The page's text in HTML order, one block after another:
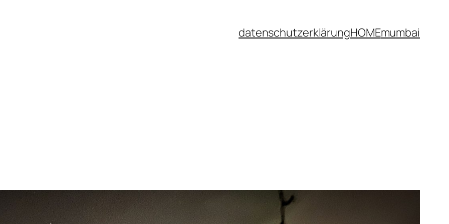
datenschutzerklärungHOMEmumbai